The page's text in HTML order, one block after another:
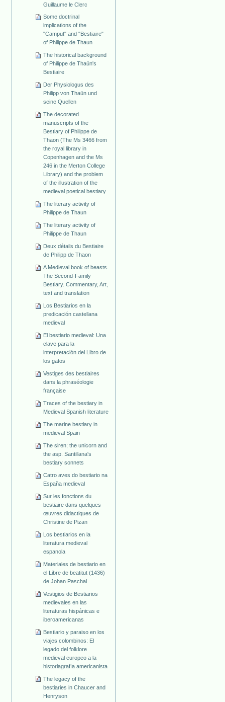
Guillaume le Clerc
Some doctrinal
implications of the
"Camput" and "Bestiaire"
of Philippe de Thaun
The historical background
of Philippe de Thaün's
Bestiaire
Der Physiologus des
Philipp von Thaün und
seine Quellen
The decorated
manuscripts of the
Bestiary of Philippe de
Thaon (The Ms 3466 from
the royal library in
Copenhagen and the Ms
246 in the Merton College
Library) and the problem
of the illustration of the
medieval poetical bestiary
The literary activity of
Philippe de Thaun
The literary activity of
Philippe de Thaun
Deux détails du Bestiaire
de Philipp de Thaon
A Medieval book of beasts.
The Second-Family
Bestiary. Commentary, Art,
text and translation
Los Bestiarios en la
predicación castellana
medieval
El bestiario medieval: Una
clave para la
interpretación del Libro de
los gatos
Vestiges des bestiaires
dans la phraséologie
française
Traces of the bestiary in
Medieval Spanish literature
The marine bestiary in
medieval Spain
The siren; the unicorn and
the asp. Santillana's
bestiary sonnets
Catro aves do bestiario na
España medieval
Sur les fonctions du
bestiaire dans quelques
œuvres didactiques de
Christine de Pizan
Los bestiarios en la
literatura medieval
espanola
Materiales de bestiario en
el Libre de beatitut (1436)
de Johan Paschal
Vestigios de Bestiarios
medievales en las
literaturas hispánicas e
iberoamericanas
Bestiario y paraiso en los
viajes colombinos: El
legado del folklore
medieval europeo a la
historiagrafía americanista
The legacy of the
bestiaries in Chaucer and
Henryson